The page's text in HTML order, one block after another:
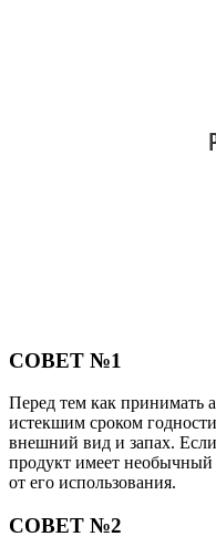
СОВЕТ №1
Перед тем как принимать
истекшим сроком
внешний вид и запах.
продукт имеет необычный
от его использования.
СОВЕТ №2